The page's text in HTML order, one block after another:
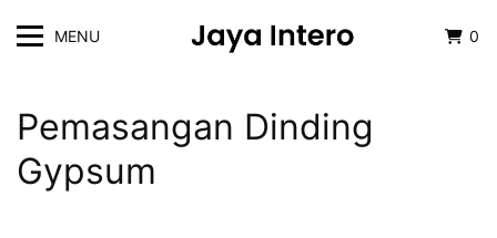
MENU 0
Pemasangan Dinding
Gypsum